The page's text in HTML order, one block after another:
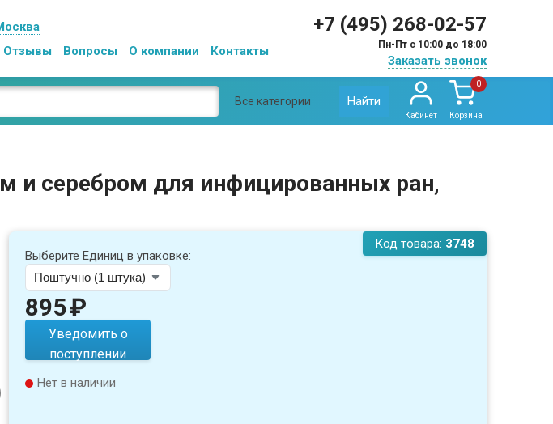
Отзывы Вопросы О компании Контакты
+7 (495) 268-02-57
Пн-Пт с 10:00 до 18:00
Заказать звонок
Все категории Найти
Кабинет
0
Корзина
и серебром для инфицированных ран,
Код товара: 3748
Выберите Единиц в упаковке:
895₽
Уведомить о
поступлении
Нет в наличии